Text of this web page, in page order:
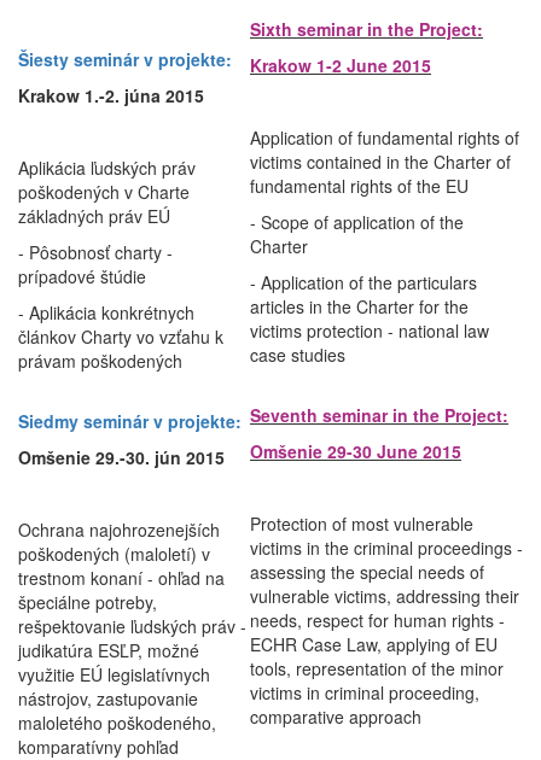
Šiesty seminár v projekte:
Krakow 1.-2. júna 2015
Aplikácia ľudských práv
poškodených v Charte
základných práv EÚ
- Pôsobnosť charty -
prípadové štúdie
- Aplikácia konkrétnych
článkov Charty vo vzťahu k
právam poškodených
Sixth seminar in the Project:
Krakow 1-2 June 2015
Application of fundamental rights of
victims contained in the Charter of
fundamental rights of the EU
- Scope of application of the
Charter
- Application of the particulars
articles in the Charter for the
victims protection - national law
case studies
Siedmy seminár v projekte:
Omšenie 29.-30. jún 2015
Ochrana najohrozenejších
poškodených (maloletí) v
trestnom konaní - ohľad na
špeciálne potreby,
rešpektovanie ľudských práv -
judikatúra ESĽP, možné
využitie EÚ legislatívnych
nástrojov, zastupovanie
maloletého poškodeného,
komparatívny pohľad
Seventh seminar in the Project:
Omšenie 29-30 June 2015
Protection of most vulnerable
victims in the criminal proceedings -
assessing the special needs of
vulnerable victims, addressing their
needs, respect for human rights -
ECHR Case Law, applying of EU
tools, representation of the minor
victims in criminal proceeding,
comparative approach